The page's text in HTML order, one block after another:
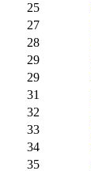
25
27
28
29
29
31
32
33
34
35